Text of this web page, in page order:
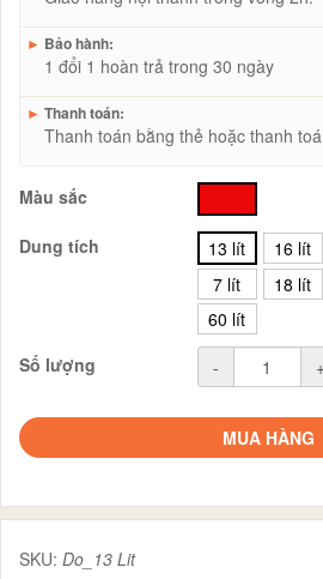
► Bảo hành:
1 đổi 1 hoàn trả trong 30 ngày
► Thanh toán:
Thanh toán bằng thẻ hoặc thanh
Màu sắc
Dung tích
13 lít 16 lít
7 lít
18 lít
60 lít
Số lượng
-
MUA HÀNG
SKU: Do_13 Lit